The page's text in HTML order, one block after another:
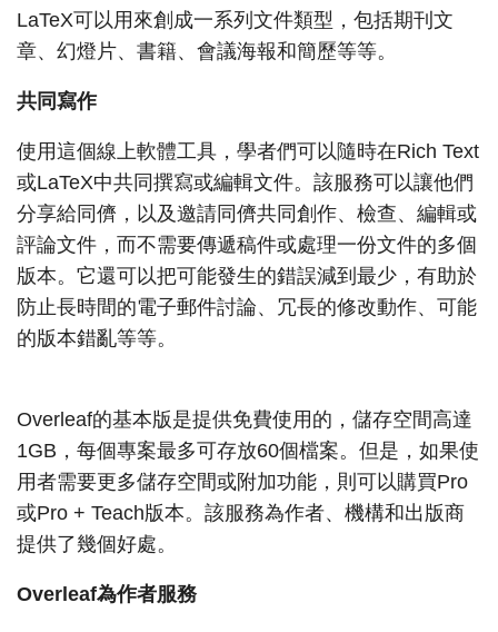
LaTeX可以用來創成一系列文件類型，包括期刊文
章、幻燈片、書籍、會議海報和簡歷等等。
共同寫作
使用這個線上軟體工具，學者們可以隨時在Rich Text
或LaTeX中共同撰寫或編輯文件。該服務可以讓他們
分享給同儕，以及邀請同儕共同創作、檢查、編輯或
評論文件，而不需要傳遞稿件或處理一份文件的多個
版本。它還可以把可能發生的錯誤減到最少，有助於
防止長時間的電子郵件討論、冗長的修改動作、可能
的版本錯亂等等。
Overleaf的基本版是提供免費使用的，儲存空間高達
1GB，每個專案最多可存放60個檔案。但是，如果使
用者需要更多儲存空間或附加功能，則可以購買Pro
或Pro + Teach版本。該服務為作者、機構和出版商
提供了幾個好處。
Overleaf為作者服務